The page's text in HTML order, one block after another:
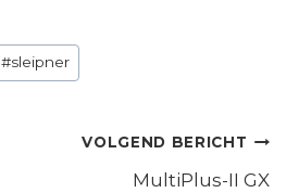
#sleipner
VOLGEND BERICHT
MultiPlus-II GX